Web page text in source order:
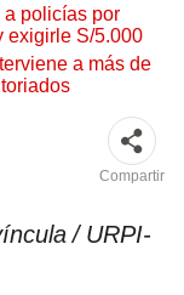
policías por
exigirle S/5.000
a más de
Compartir
/ URPI-